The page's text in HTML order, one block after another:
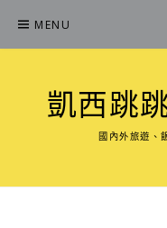
content
MENU
凱西跳
國內外旅遊、